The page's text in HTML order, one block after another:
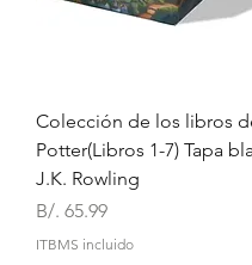
Colección de los libros
Potter(Libros 1-7) Tapa
J.K. Rowling
Precio
B/. 65.99
ITBMS incluido